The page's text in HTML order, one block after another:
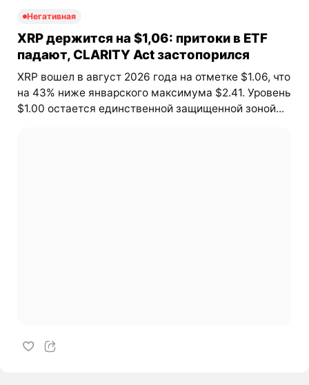
Негативная
XRP держится на $1,06: притоки в ETF
падают, CLARITY Act застопорился
XRP вошел в август 2026 года на отметке $1.06, что
на 43% ниже январского максимума $2.41. Уровень
$1.00 остается единственной защищенной зоной...